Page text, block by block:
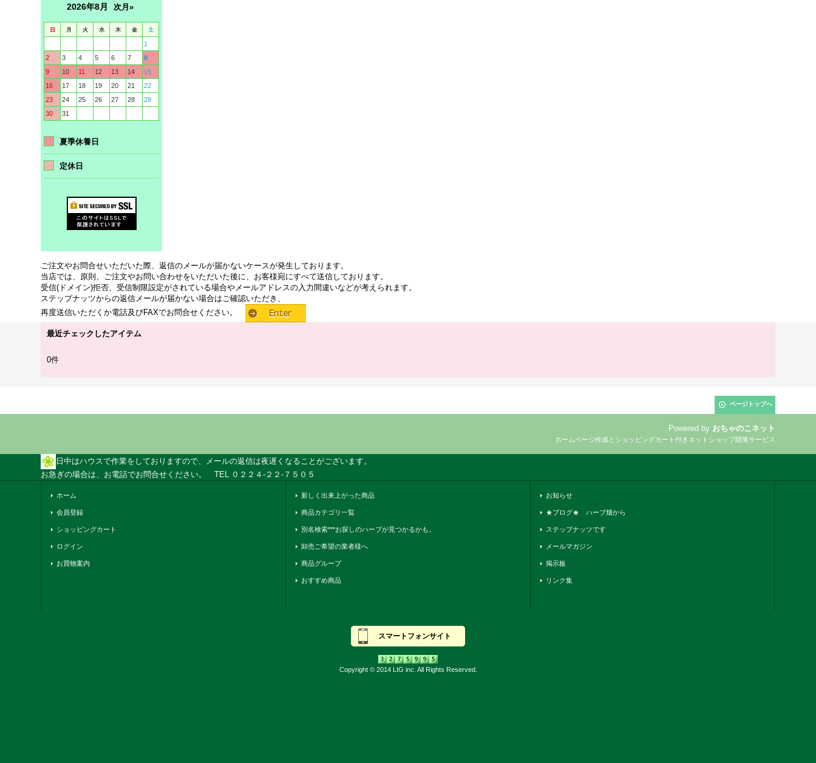
2026年8月 次月»
日 月 火 水 木 金 土
1
2
3 4 5 6 7
8
9
10 11 12 13 14
15
16
17 18 19 20 21
22
23
24 25 26 27 28
29
30
31
夏季休養日
定休日
ご注文やお問合せいただいた際、返信のメールが届かないケースが発生しております。
当店では、原則、ご注文やお問い合わせをいただいた後に、お客様宛にすべて送信しております。
受信(ドメイン)拒否、受信制限設定がされている場合やメールアドレスの入力間違いなどが考えられます。
ステップナッツからの返信メールが届かない場合はご確認いただき、
再度送信いただくか電話及びFAXでお問合せください。
最近チェックしたアイテム
0件
ページトップへ
Powered by おちゃのこネット
ホームページ作成とショッピングカート付きネットショップ開業サービス
日中はハウスで作業をしておりますので、メールの返信は夜遅くなることがございます。
お急ぎの場合は、お電話でお問合せください。 TEL ０２２４-２２-７５０５
ホーム
会員登録
ショッピングカート
ログイン
お買物案内
新しく出来上がった商品
商品カテゴリ一覧
別名検索***お探しのハーブが見つかるかも。
卸売ご希望の業者様へ
商品グループ
おすすめ商品
お知らせ
★ブログ★ ハーブ畑から
ステップナッツです
メールマガジン
掲示板
リンク集
スマートフォンサイト
Copyright © 2014 LIG inc. All Rights Reserved.